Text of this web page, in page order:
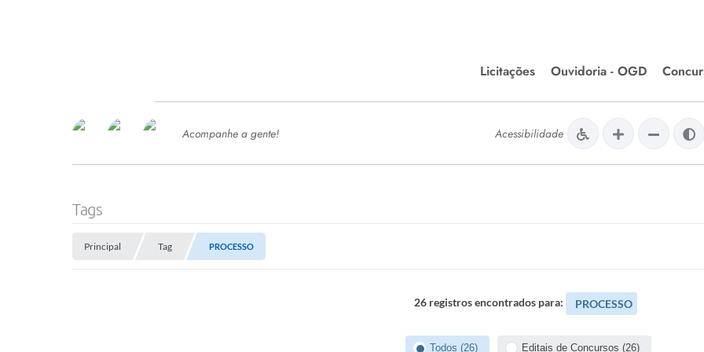
Licitações
Editais de Licitações
Chamamentos Públicos
Ouvidoria - OGD
SERVIÇOS
SEMED
Processo de Contratação -
Meio Ambiente
Normas Jurídicas
Acompanhe a gente! Acessibilidade
Tags
Principal Tag PROCESSO
26 registros encontrados para: PROCESSO
Todos (26) Editais de Concursos (26)